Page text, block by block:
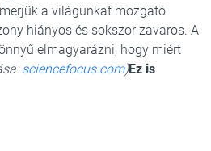
a világunkat mozgató
hiányos és sokszor zavaros. A
elmagyarázni, hogy miért
sciencefocus.com)Ez is